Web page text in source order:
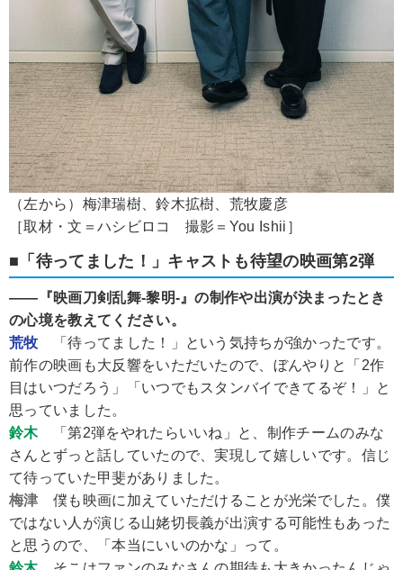
（左から）梅津瑞樹、鈴木拡樹、荒牧慶彦
［取材・文＝ハシビロコ 撮影＝You Ishii］
■「待ってました！」キャストも待望の映画第2弾
――『映画刀剣乱舞-黎明-』の制作や出演が決まったとき
の心境を教えてください。
荒牧「待ってました！」という気持ちが強かったです。
前作の映画も大反響をいただいたので、ぼんやりと「2作
目はいつだろう」「いつでもスタンバイできてるぞ！」と
思っていました。
鈴木「第2弾をやれたらいいね」と、制作チームのみな
さんとずっと話していたので、実現して嬉しいです。信じ
て待っていた甲斐がありました。
梅津 僕も映画に加えていただけることが光栄でした。僕
ではない人が演じる山姥切長義が出演する可能性もあった
と思うので、「本当にいいのかな」って。